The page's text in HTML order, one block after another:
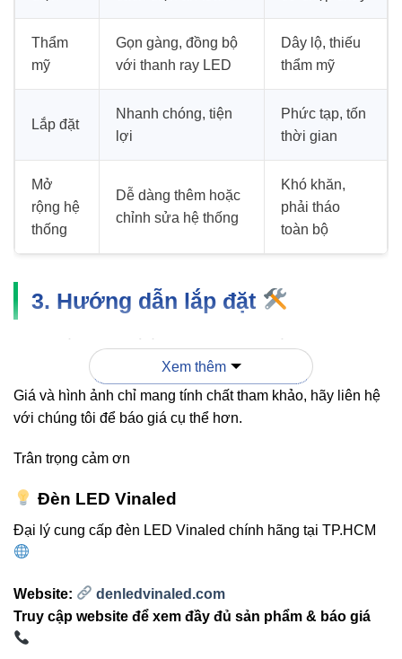
Thẩm
mỹ
Gọn gàng, đồng bộ
với thanh ray LED
Dây lộ, thiếu
thẩm mỹ
Lắp đặt
Nhanh chóng, tiện
lợi
Phức tạp, tốn
thời gian
Mở
rộng hệ
thống
Dễ dàng thêm hoặc
chỉnh sửa hệ thống
Khó khăn,
phải tháo
toàn bộ
3. Hướng dẫn lắp đặt
Xác định vị trí cần tạo chữ X giữa các thanh ray
Đặt đầu nối RT4-X vào vị trí, đảm bảo các dây điện
khớp đúng cực.
Siết chặt các mối nối và kiểm tra chắc chắn trước
Bật nguồn và kiểm tra ánh sáng để đảm bảo kết nối
hoàn chỉnh.
Lưu ý:Ngắt nguồn điện trước khi lắp đặt để đảm
bảo an toàn tuyệt đối.
Xem thêm
Giá và hình ảnh chỉ mang tính chất tham khảo, hãy liên hệ
với chúng tôi để báo giá cụ thể hơn.
Trân trọng cảm ơn
Đèn LED Vinaled
Đại lý cung cấp đèn LED Vinaled chính hãng tại TP.HCM
Website:
denledvinaled.com
Truy cập website để xem đầy đủ sản phẩm & báo giá